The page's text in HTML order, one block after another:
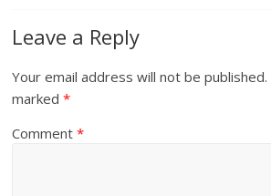
Leave a Reply
Your email address will not be published.
marked*
Comment*